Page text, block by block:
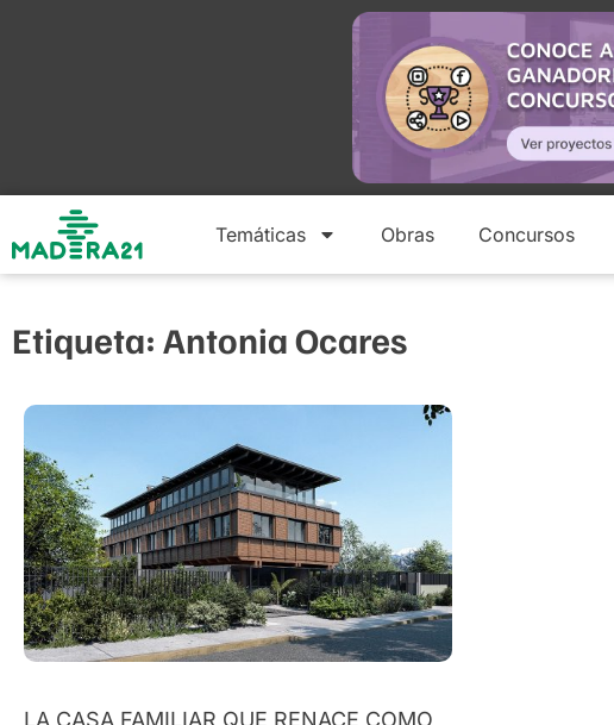
Temáticas Obras Concursos
Etiqueta: Antonia Ocares
LA CASA FAMILIAR QUE RENACE COMO